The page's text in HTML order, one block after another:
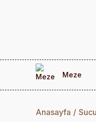
Meze
Anasayfa